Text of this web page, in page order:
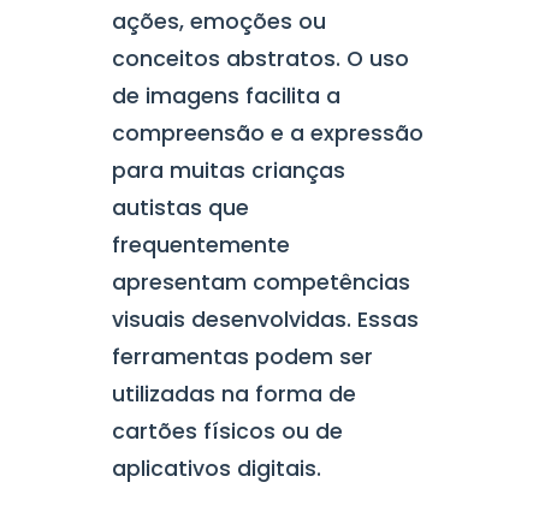
ações, emoções ou
conceitos abstratos. O uso
de imagens facilita a
compreensão e a expressão
para muitas crianças
autistas que
frequentemente
apresentam competências
visuais desenvolvidas. Essas
ferramentas podem ser
utilizadas na forma de
cartões físicos ou de
aplicativos digitais.